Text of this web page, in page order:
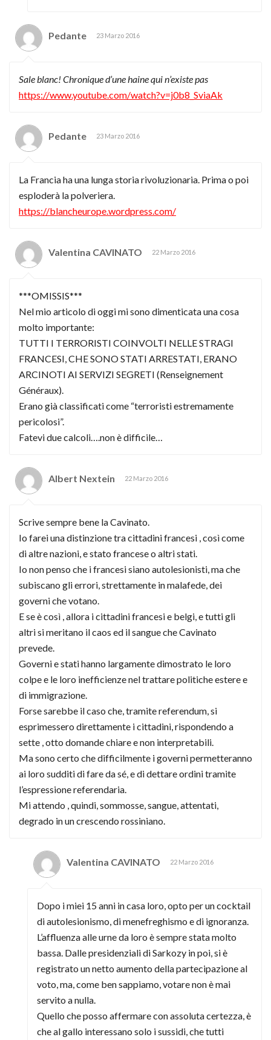
Pedante 23 Marzo 2016
Sale blanc! Chronique d’une haine qui n’existe pas
https://www.youtube.com/watch?v=j0b8_SviaAk
Pedante 23 Marzo 2016
La Francia ha una lunga storia rivoluzionaria. Prima o poi
esploderà la polveriera.
https://blancheurope.wordpress.com/
Valentina CAVINATO 22 Marzo 2016
***OMISSIS***
Nel mio articolo di oggi mi sono dimenticata una cosa
molto importante:
TUTTI I TERRORISTI COINVOLTI NELLE STRAGI
FRANCESI, CHE SONO STATI ARRESTATI, ERANO
ARCINOTI AI SERVIZI SEGRETI (Renseignement
Généraux).
Erano già classificati come “terroristi estremamente
pericolosi”.
Fatevi due calcoli….non è difficile…
Albert Nextein 22 Marzo 2016
Scrive sempre bene la Cavinato.
Io farei una distinzione tra cittadini francesi , così come
di altre nazioni, e stato francese o altri stati.
Io non penso che i francesi siano autolesionisti, ma che
subiscano gli errori, strettamente in malafede, dei
governi che votano.
E se è così , allora i cittadini francesi e belgi, e tutti gli
altri si meritano il caos ed il sangue che Cavinato
prevede.
Governi e stati hanno largamente dimostrato le loro
colpe e le loro inefficienze nel trattare politiche estere e
di immigrazione.
Forse sarebbe il caso che, tramite referendum, si
esprimessero direttamente i cittadini, rispondendo a
sette , otto domande chiare e non interpretabili.
Ma sono certo che difficilmente i governi permetteranno
ai loro sudditi di fare da sé, e di dettare ordini tramite
l’espressione referendaria.
Mi attendo , quindi, sommosse, sangue, attentati,
degrado in un crescendo rossiniano.
Valentina CAVINATO 22 Marzo 2016
Dopo i miei 15 anni in casa loro, opto per un cocktail
di autolesionismo, di menefreghismo e di ignoranza.
L’affluenza alle urne da loro è sempre stata molto
bassa. Dalle presidenziali di Sarkozy in poi, si è
registrato un netto aumento della partecipazione al
voto, ma, come ben sappiamo, votare non è mai
servito a nulla.
Quello che posso affermare con assoluta certezza, è
che al gallo interessano solo i sussidi, che tutti